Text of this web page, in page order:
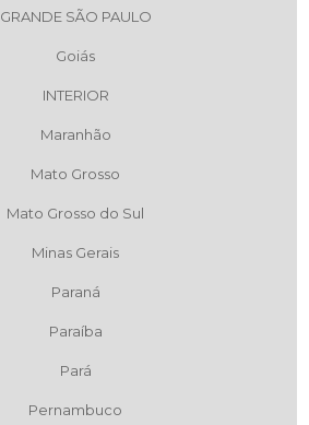
GRANDE SÃO PAULO
Goiás
INTERIOR
Maranhão
Mato Grosso
Mato Grosso do Sul
Minas Gerais
Paraná
Paraíba
Pará
Pernambuco